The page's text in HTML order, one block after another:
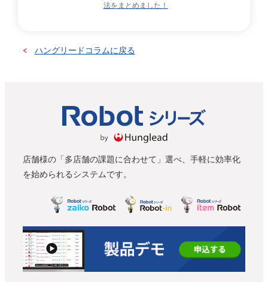
法をまとめました！
ハングリードコラムに戻る
店舗様の「多店舗の課題に合わせて」選べ、手軽に効率化
を始められるシステムです。